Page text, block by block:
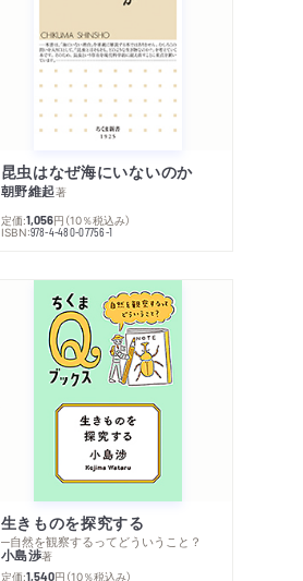
昆虫はなぜ海にいないのか
朝野維起著
定価:1,056円 （10％税込み）
ISBN:978-4-480-07756-1
生きものを探究する
─自然を観察するってどういうこと？
小島渉著
定価:1,540円 （10％税込み）